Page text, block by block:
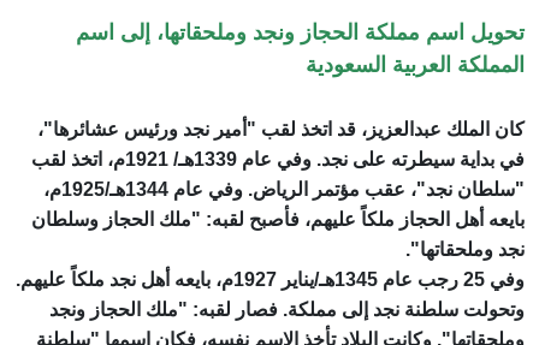
تحويل اسم مملكة الحجاز ونجد وملحقاتها، إلى اسم
المملكة العربية السعودية
كان الملك عبدالعزيز، قد اتخذ لقب "أمير نجد ورئيس عشائرها"،
في بداية سيطرته على نجد. وفي عام 1339هـ/ 1921م، اتخذ لقب
"سلطان نجد"، عقب مؤتمر الرياض. وفي عام 1344هـ/1925م،
بايعه أهل الحجاز ملكاً عليهم، فأصبح لقبه: "ملك الحجاز وسلطان
نجد وملحقاتها".
وفي 25 رجب عام 1345هـ/يناير 1927م، بايعه أهل نجد ملكاً عليهم.
وتحولت سلطنة نجد إلى مملكة. فصار لقبه: "ملك الحجاز ونجد
وملحقاتها". وكانت البلاد تأخذ الاسم نفسه، فكان اسمها "سلطنة